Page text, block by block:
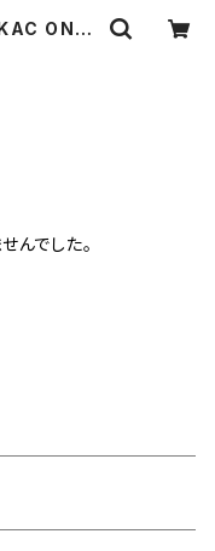
ONLI
んでした。